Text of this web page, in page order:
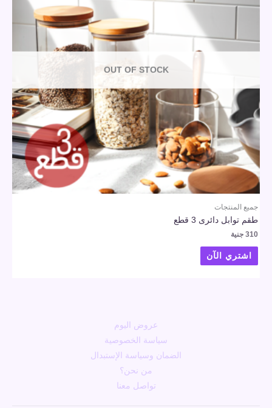
OUT OF STOCK
جميع المنتجات
طقم توابل دائرى 3 قطع
310 جنية
اشتري الآن
عروض اليوم
سياسة الخصوصية
الضمان وسياسة الإستبدال
من نحن؟
تواصل معنا